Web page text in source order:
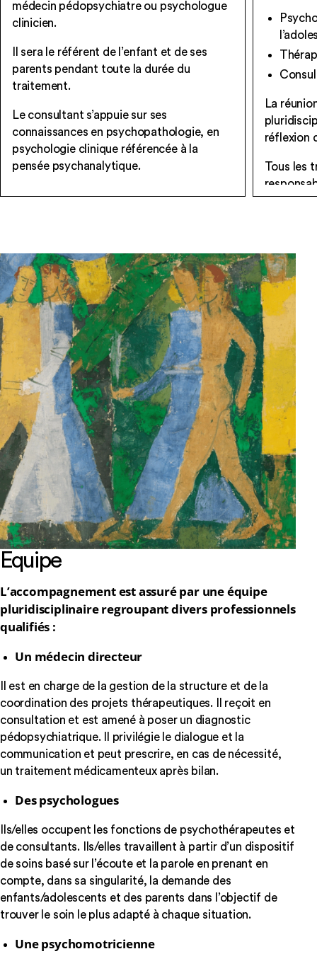
médecin pédopsychiatre ou psychologue
clinicien.
Il sera le référent de l’enfant et de ses
parents pendant toute la durée du
traitement.
Le consultant s’appuie sur ses
connaissances en psychopathologie, en
psychologie clinique référencée à la
pensée psychanalytique.
Avec votre participation, il évaluera les
à des bilans complémentaires
(psychologique, psychomoteur et/ou
orthophonique).
Quelques consultations peuvent
constituer l’essentiel du traitement. Dans
d’autres cas, un suivi est proposé.
La
réflexion
Tous les
secret
Equipe
L’accompagnement est assuré par une équipe
pluridisciplinaire regroupant divers professionnels
qualifiés :
Un médecin directeur
Il est en charge de la gestion de la structure et de la
coordination des projets thérapeutiques. Il reçoit en
consultation et est amené à poser un diagnostic
pédopsychiatrique. Il privilégie le dialogue et la
communication et peut prescrire, en cas de nécessité,
un traitement médicamenteux après bilan.
Des psychologues
Ils/elles occupent les fonctions de psychothérapeutes et
de consultants. Ils/elles travaillent à partir d’un dispositif
de soins basé sur l’écoute et la parole en prenant en
compte, dans sa singularité, la demande des
enfants/adolescents et des parents dans l’objectif de
trouver le soin le plus adapté à chaque situation.
Une psychomotricienne